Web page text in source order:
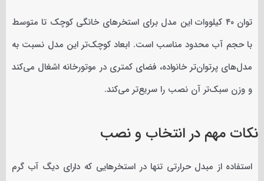
توان ۴۰ کیلووات این مدل برای استخرهای خانگی کوچک تا متوسط
با حجم آب محدود مناسب است. ابعاد کوچک‌تر این مدل نسبت به
مدل‌های پرتوان‌تر خانواده، فضای کمتری در موتورخانه اشغال می‌کند
و وزن سبک‌تر آن نصب را سریع‌تر می‌کند.
نکات مهم در انتخاب و نصب
استفاده از مبدل حرارتی تنها در استخرهایی که دارای دیگ آب گرم